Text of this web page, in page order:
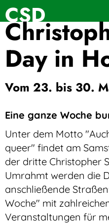
CSD
Day in
Vom 23. bis 30.
Eine ganze Woche
Unter dem Motto
queer" findet am
der dritte Christopher
Umrahmt werden die
anschließende
Woche" mit
Veranstaltungen für